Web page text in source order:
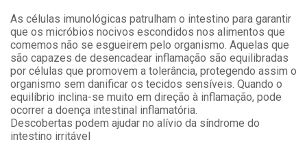
As células imunológicas patrulham o intestino para garantir
que os micróbios nocivos escondidos nos alimentos que
comemos não se esgueirem pelo organismo. Aquelas que
são capazes de desencadear inflamação são equilibradas
por células que promovem a tolerância, protegendo assim o
organismo sem danificar os tecidos sensíveis. Quando o
equilíbrio inclina-se muito em direção à inflamação, pode
ocorrer a doença intestinal inflamatória.
Descobertas podem ajudar no alívio da síndrome do
intestino irritável